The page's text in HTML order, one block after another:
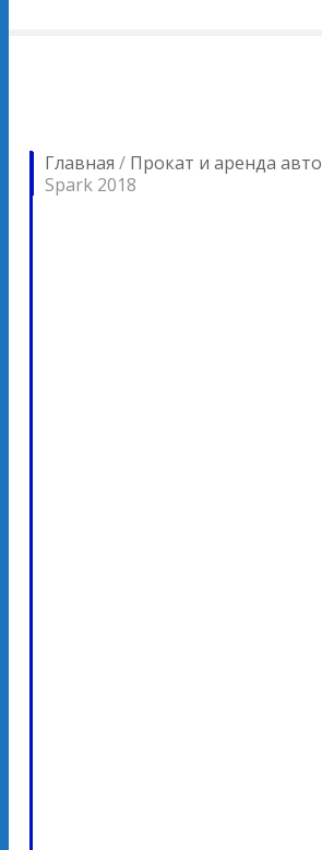
Главная / Прокат и аренда авто
Spark 2018